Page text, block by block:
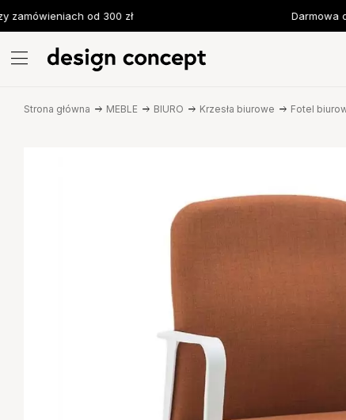
od 300 zł Darmowa
Strona główna MEBLE BIURO Krzesła biurowe Fotel